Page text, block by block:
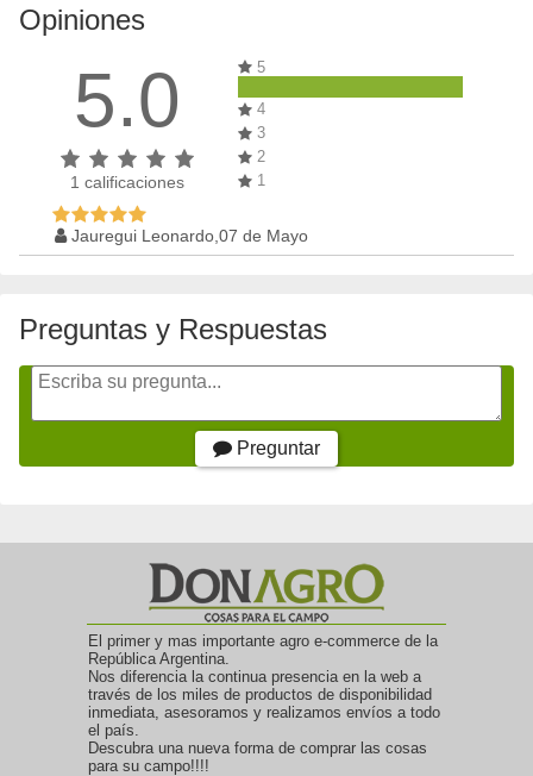
Opiniones
5.0
1 calificaciones
5
4
3
2
1
Jauregui Leonardo,07 de Mayo
Preguntas y Respuestas
Preguntar
El primer y mas importante agro e-commerce de la
República Argentina.
Nos diferencia la continua presencia en la web a
través de los miles de productos de disponibilidad
inmediata, asesoramos y realizamos envíos a todo
el país.
Descubra una nueva forma de comprar las cosas
para su campo!!!!